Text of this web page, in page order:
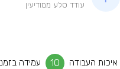
עודד סלע ממודיעין
איכות העבודה 10 עמידה